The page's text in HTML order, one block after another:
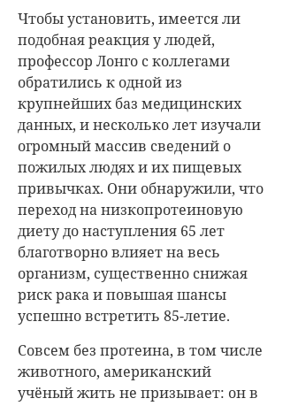
Чтобы установить, имеется ли
подобная реакция у людей,
профессор Лонго с коллегами
обратились к одной из
крупнейших баз медицинских
данных, и несколько лет изучали
огромный массив сведений о
пожилых людях и их пищевых
привычках. Они обнаружили, что
переход на низкопротеиновую
диету до наступления 65 лет
благотворно влияет на весь
организм, существенно снижая
риск рака и повышая шансы
успешно встретить 85-летие.
Совсем без протеина, в том числе
животного, американский
учёный жить не призывает: он в